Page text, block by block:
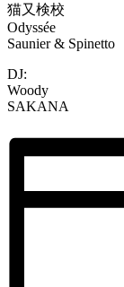
猫又検校
Odyssée
Saunier & Spinetto
DJ:
Woody
SAKANA